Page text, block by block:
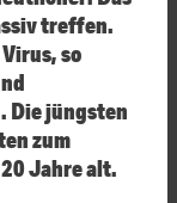
treffen.
so
Die jüngsten
zum
Jahre alt.